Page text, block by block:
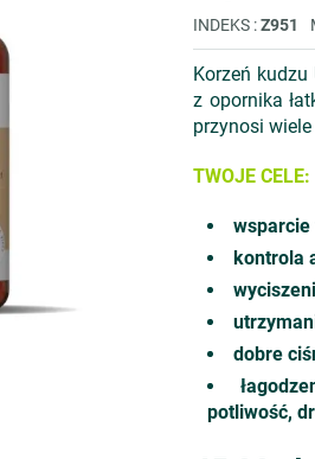
INDEKS Z951
Korzeń
z opornika
przynosi
TWOJE CELE:
kontrola
dobre
potliwość,